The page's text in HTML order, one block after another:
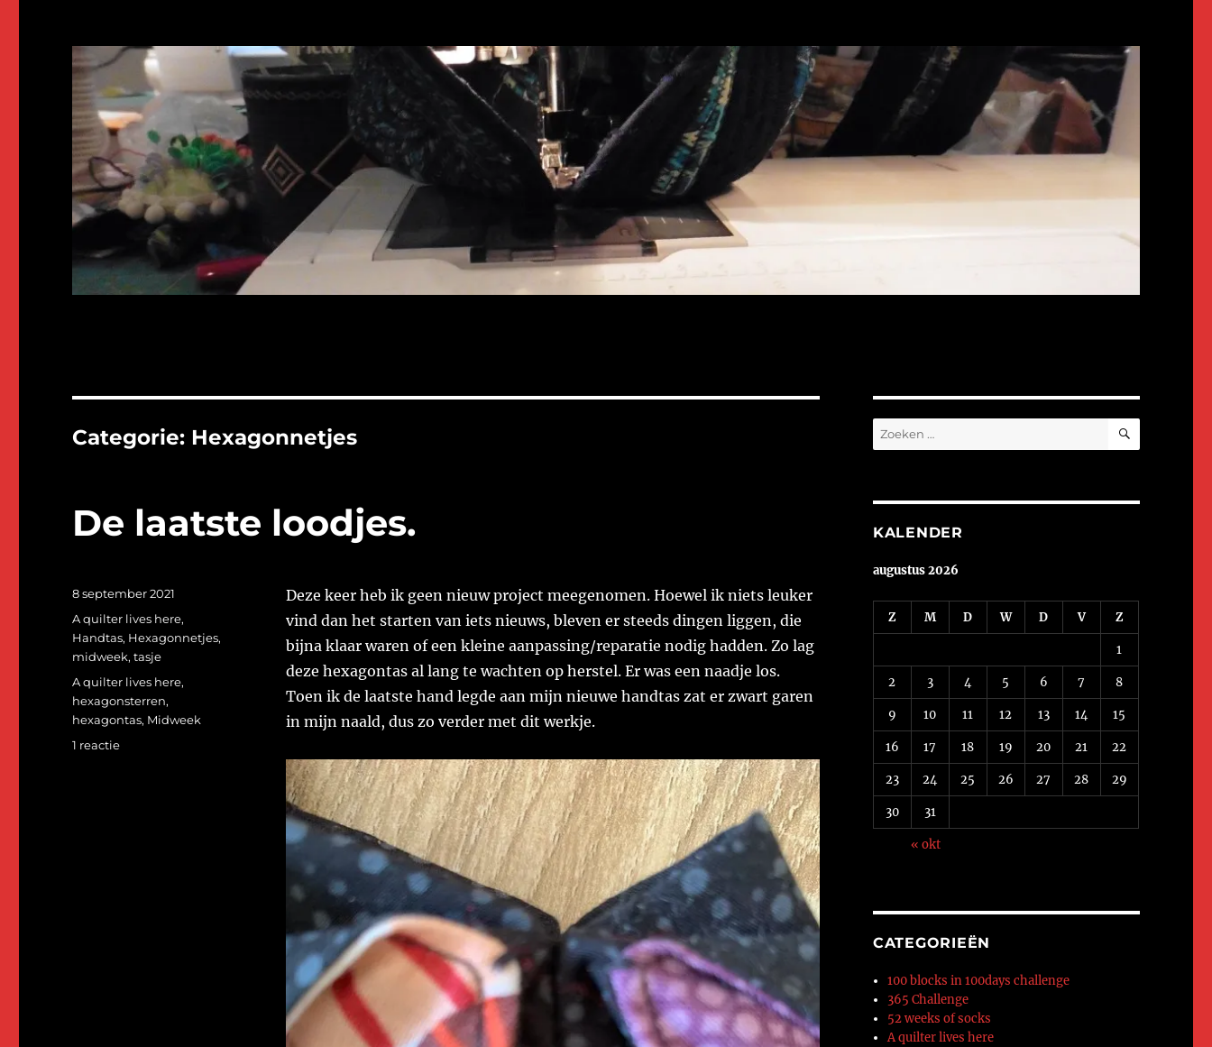
Categorie: Hexagonnetjes
De laatste loodjes.
Deze keer heb ik geen nieuw project meegenomen. Hoewel ik niets leuker
vind dan het starten van iets nieuws, bleven er steeds dingen liggen, die
bijna klaar waren of een kleine aanpassing/reparatie nodig hadden. Zo lag
deze hexagontas al lang te wachten op herstel. Er was een naadje los.
Toen ik de laatste hand legde aan mijn nieuwe handtas zat er zwart garen
in mijn naald, dus zo verder met dit werkje.
Geplaatst
8 september 2021
Categorieën
A quilter lives here,
Handtas, Hexagonnetjes,
midweek,tasje
Tags
A quilter lives here,
hexagonsterren,
hexagontas, Midweek
1 reactieop
Zoeken
naar:
ZOEKEN
KALENDER
augustus 2026
Z M D W D V Z
1
2 3 4 5 6 7 8
9 10 11 12 13 14 15
16 17 18 19 20 21 22
23 24 25 26 27 28 29
30 31
« okt
CATEGORIEËN
100 blocks in 100days challenge
365 Challenge
52 weeks of socks
A quilter lives here